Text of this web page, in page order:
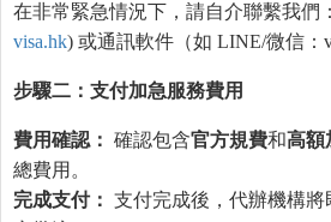
在非常緊急情況下，請自介聯繫我們
visa.hk) 或通訊軟件（如 LINE/微信：
步驟二：支付加急服務費用
費用確認： 確認包含官方規費和高額
總費用。
完成支付： 支付完成後，代辦機構